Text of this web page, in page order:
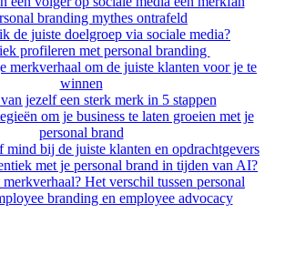
branding mythes ontrafeld
de juiste doelgroep via sociale media?
profileren met personal branding
merkverhaal om de juiste klanten voor je te
winnen
jezelf een sterk merk in 5 stappen
om je business te laten groeien met je
personal brand
bij de juiste klanten en opdrachtgevers
met je personal brand in tijden van AI?
Het verschil tussen personal
branding en employee advocacy